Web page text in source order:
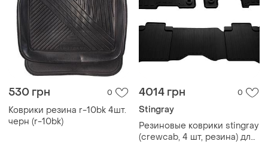
530 грн 0
Коврики резина r-10bk 4шт.
черн (r-10bk)
4014 грн 0
Stingray
Резиновые коврики stingray
(crewcab, 4 шт, резина) для